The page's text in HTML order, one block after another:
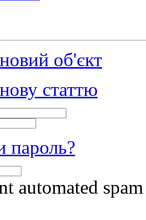
об'єкт
статтю
пароль?
automated